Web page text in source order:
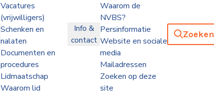
Vacatures
(vrijwilligers)
Schenken en
nalaten
Documenten en
procedures
Lidmaatschap
Waarom lid
Info &
contact
Waarom de
NVBS?
Persinformatie
Website en sociale
media
Mailadressen
Zoeken op deze
site
Zoeken